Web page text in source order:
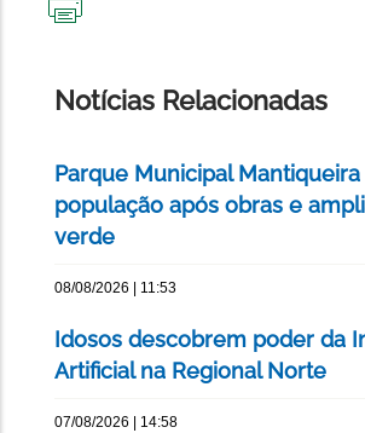
Notícias Relacionadas
Parque Municipal
população após obras e
verde
08/08/2026 | 11:53
Idosos descobrem poder da
Artificial na Regional Norte
07/08/2026 | 14:58